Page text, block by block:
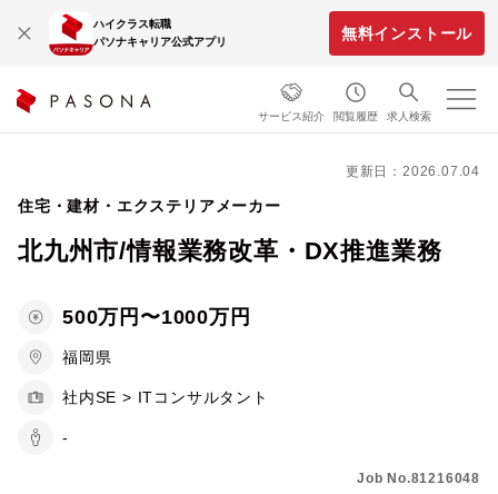
ハイクラス転職
パソナキャリア公式アプリ
無料インストール
サービス紹介 閲覧履歴 求人検索
更新日：2026.07.04
住宅・建材・エクステリアメーカー
北九州市/情報業務改革・DX推進業務
500万円〜1000万円
福岡県
社内SE > ITコンサルタント
-
Job No.81216048